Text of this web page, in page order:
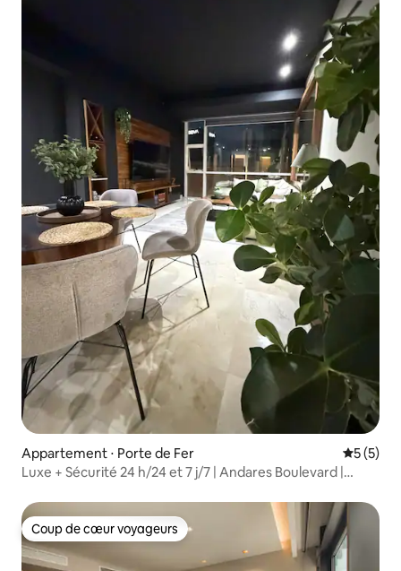
Appartement ⋅ Porte de Fer
5 (5)
Luxe + Sécurité 24 h/24 et 7 j/7 | Andares Boulevard |
Coup de cœur voyageurs
Coup de cœur voyageurs